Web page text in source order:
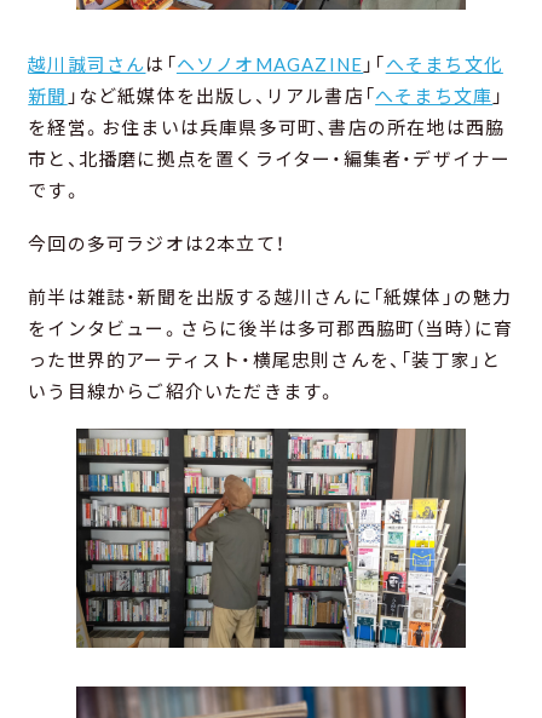
越川誠司さんは「ヘソノオMAGAZINE 」「へそまち文化
新聞 」など紙媒体を出版し、リアル書店「へそまち文庫 」
を経営。お住まいは兵庫県多可町、書店の所在地は西脇
市と、北播磨に拠点を置くライター・編集者・デザイナー
です。
今回の多可ラジオは2本立て！
前半は雑誌・新聞を出版する越川さんに「紙媒体」の魅力
をインタビュー。さらに後半は多可郡西脇町（当時）に育
った世界的アーティスト・横尾忠則さんを、「装丁家」と
いう目線からご紹介いただきます。